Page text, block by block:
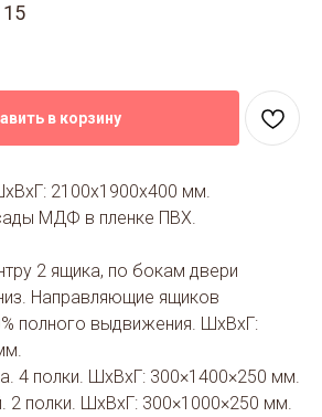
в корзину
2100х1900х400 мм.
МДФ в пленке ПВХ.
2 ящика, по бокам двери
Направляющие ящиков
полного выдвижения. ШхВхГ:
4 полки. ШхВхГ: 300×1400×250 мм.
2 полки. ШхВхГ: 300×1000×250 мм.